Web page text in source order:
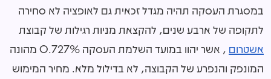
במסגרת העסקה תהיה מגדל זכאית גם לאופציה לא סחירה
לתקופה של ארבע שנים, להקצאת מניות רגילות של קבוצת
אשטרום
, אשר יהוו במועד השלמת העסקה 0.727% מהונה
המונפק והנפרע של הקבוצה, לא בדילול מלא. מחיר המימוש